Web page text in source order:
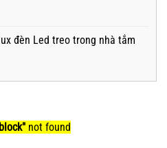
đèn Led treo trong nhà tắm
not found